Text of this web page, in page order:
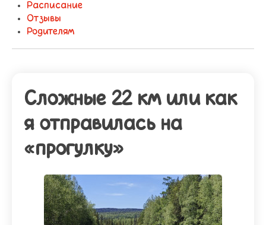
Расписание
Отзывы
Родителям
Сложные 22 км или как
я отправилась на
«прогулку»